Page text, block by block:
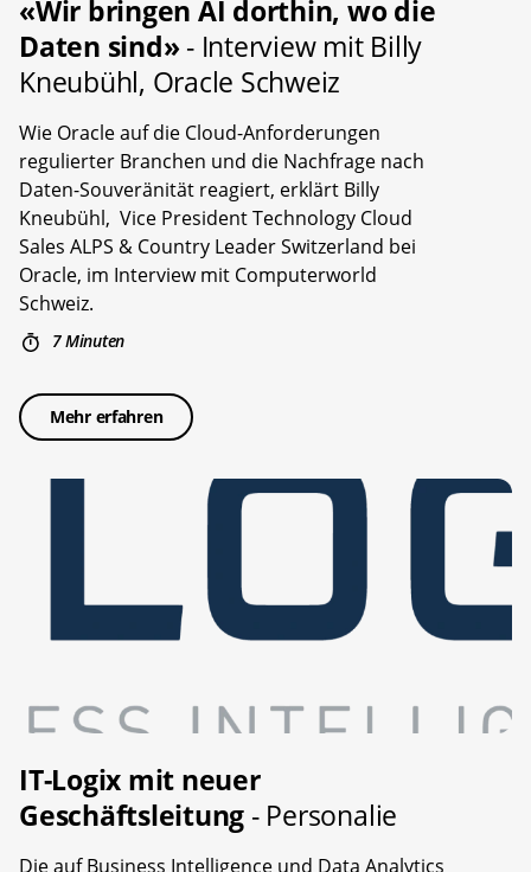
«Wir bringen AI dorthin, wo die
Daten sind»- Interview mit Billy
Kneubühl, Oracle Schweiz
Wie Oracle auf die Cloud-Anforderungen
regulierter Branchen und die Nachfrage nach
Daten-Souveränität reagiert, erklärt Billy
Kneubühl, Vice President Technology Cloud
Sales ALPS & Country Leader Switzerland bei
Oracle, im Interview mit Computerworld
Schweiz.
7 Minuten
Mehr erfahren
IT-Logix mit neuer
Geschäftsleitung - Personalie
Die auf Business Intelligence und Data Analytics